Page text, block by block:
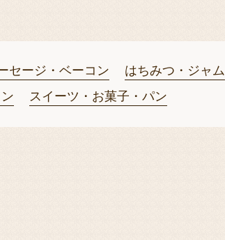
セージ・ベーコン
はちみつ・ジャム
スイーツ・お菓子・パン